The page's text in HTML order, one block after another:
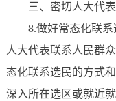
三、密切人大代
8.做好常态化联
人大代表联系人民群
态化联系选民的方式
深入所在选区或就近